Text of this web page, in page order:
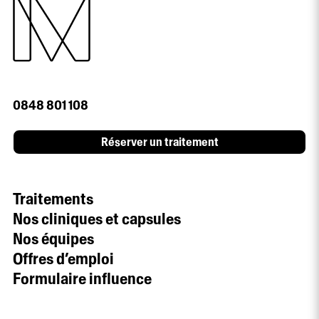
0848 801 108
Réserver un traitement
Traitements
Nos cliniques et capsules
Nos équipes
Offres d’emploi
Formulaire influence